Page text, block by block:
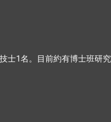
士1名。目前約有博士班研究